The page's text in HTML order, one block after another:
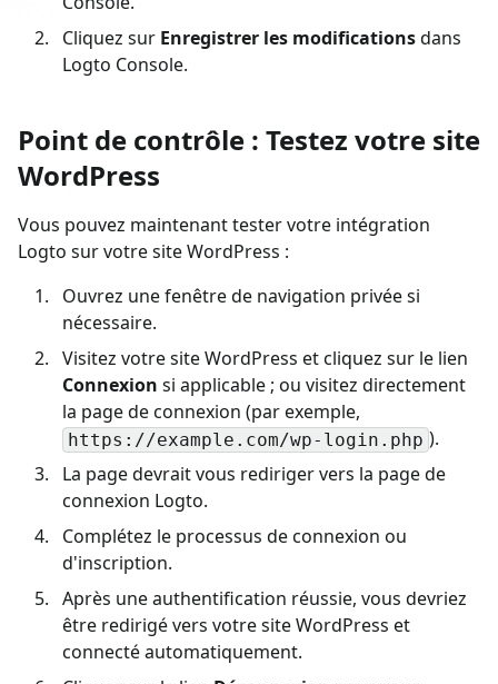
Cliquez sur Enregistrer les modificationsdans
Logto Console.
Point de contrôle : Testez votre site
WordPress
Vous pouvez maintenant tester votre intégration
Logto sur votre site WordPress :
Ouvrez une fenêtre de navigation privée si
nécessaire.
Visitez votre site WordPress et cliquez sur le lien
Connexion si applicable ; ou visitez directement
la page de connexion (par exemple,
https://example.com/wp-login.php ).
La page devrait vous rediriger vers la page de
connexion Logto.
Complétez le processus de connexion ou
d'inscription.
Après une authentification réussie, vous devriez
être redirigé vers votre site WordPress et
connecté automatiquement.